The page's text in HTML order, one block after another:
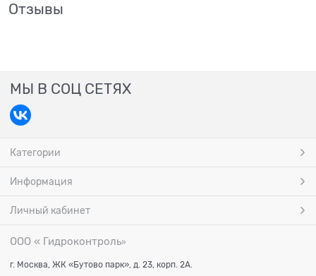
Отзывы
МЫ В СОЦ СЕТЯХ
Категории
Информация
Личный кабинет
ООО « Гидроконтроль»
г. Москва, ЖК «Бутово парк», д. 23, корп. 2А.